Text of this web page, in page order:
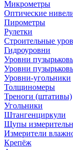
Микрометры
Оптические
Пирометры
Рулетки
Строительные
Гидроуровни
Уровни
Уровни
Уровни-угольники
Толщиномеры
Треноги (штативы)
Угольники
Штангенциркули
Щупы
Измерители
Крепёж